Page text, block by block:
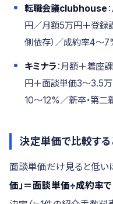
転職会議clubhouse
円／月額5万円＋登録
側依存）／成約率4〜
キミナラ ：月額＋着座
円＋面談単価3〜3.5
10〜12%／新卒・第
決定単価で比較す
面談単価だけ見ると低い
価」＝面談単価÷成約率